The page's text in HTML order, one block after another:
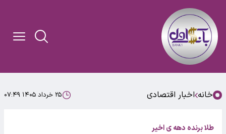
خانه اخبار اقتصادی ۲۵ خرداد ۱۴۰۵ ۰۷:۴۹
طلا برنده دهه ی اخیر